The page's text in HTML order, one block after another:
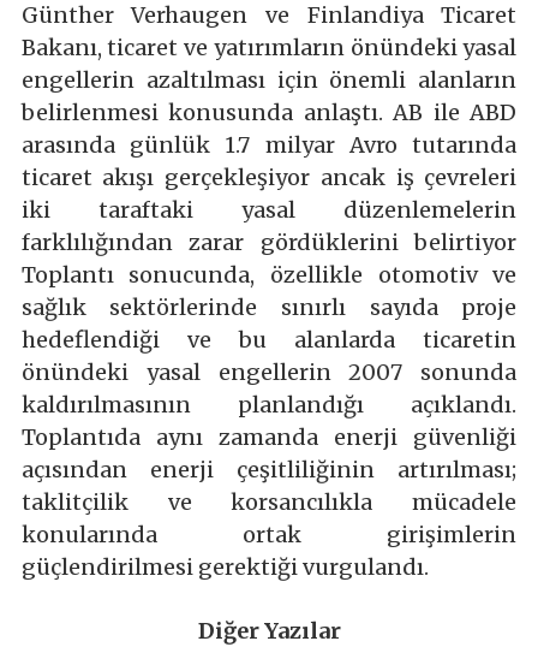
Günther Verhaugen ve Finlandiya Ticaret
Bakanı, ticaret ve yatırımların önündeki yasal
engellerin azaltılması için önemli alanların
belirlenmesi konusunda anlaştı. AB ile ABD
arasında günlük 1.7 milyar Avro tutarında
ticaret akışı gerçekleşiyor ancak iş çevreleri
iki taraftaki yasal düzenlemelerin
farklılığından zarar gördüklerini belirtiyor
Toplantı sonucunda, özellikle otomotiv ve
sağlık sektörlerinde sınırlı sayıda proje
hedeflendiği ve bu alanlarda ticaretin
önündeki yasal engellerin 2007 sonunda
kaldırılmasının planlandığı açıklandı.
Toplantıda aynı zamanda enerji güvenliği
açısından enerji çeşitliliğinin artırılması;
taklitçilik ve korsancılıkla mücadele
konularında ortak girişimlerin
güçlendirilmesi gerektiği vurgulandı.
Diğer Yazılar